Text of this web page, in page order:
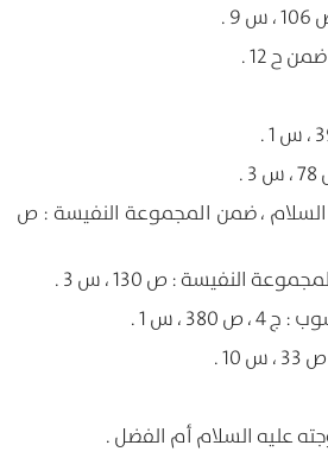
السلام ، ضمن المجموعة النفيسة : ص
عليه السلام أم الفضل .